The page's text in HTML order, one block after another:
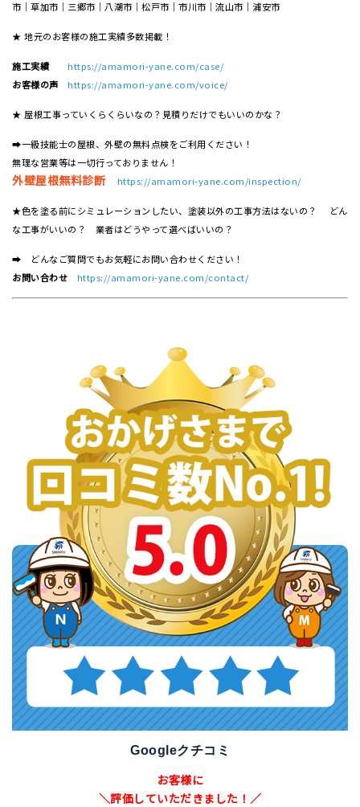
市｜草加市｜三郷市｜八潮市｜松⼾市｜市川市｜流⼭市｜浦安市
★ 地元のお客様の施工実績多数掲載！
施工実績
https://amamori-yane.com/case/
お客様の声
https://amamori-yane.com/voice/
★ 屋根工事っていくらくらいなの？見積りだけでもいいのかな？
➡一級技能士の屋根、外壁の無料点検をご利用ください！
無理な営業等は一切行っておりません！
外壁屋根無料診断 https://amamori-yane.com/inspection/
★色を塗る前にシミュレーションしたい、塗装以外の工事方法はないの？ どん
な工事がいいの？ 業者はどうやって選べばいいの？
➡ どんなご質問でもお気軽にお問い合わせください！
お問い合わせ
https://amamori-yane.com/contact/
Googleクチコミ
お客様に
＼評価していただきました！／